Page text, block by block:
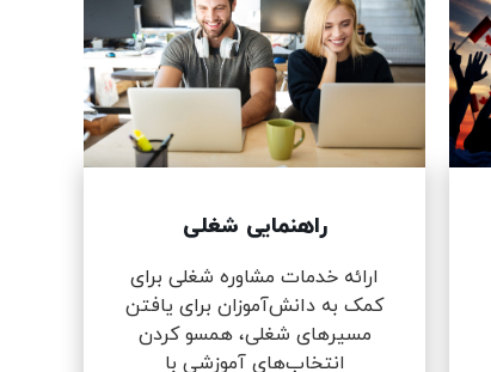
راهنمایی شغلی
ارائه خدمات مشاوره شغلی برای
کمک به دانش‌آموزان برای یافتن
مسیرهای شغلی، همسو کردن
انتخاب‌های آموزشی با